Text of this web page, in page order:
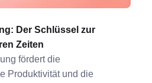
Der Schlüssel zur
Zeiten
fördert die
Produktivität und die